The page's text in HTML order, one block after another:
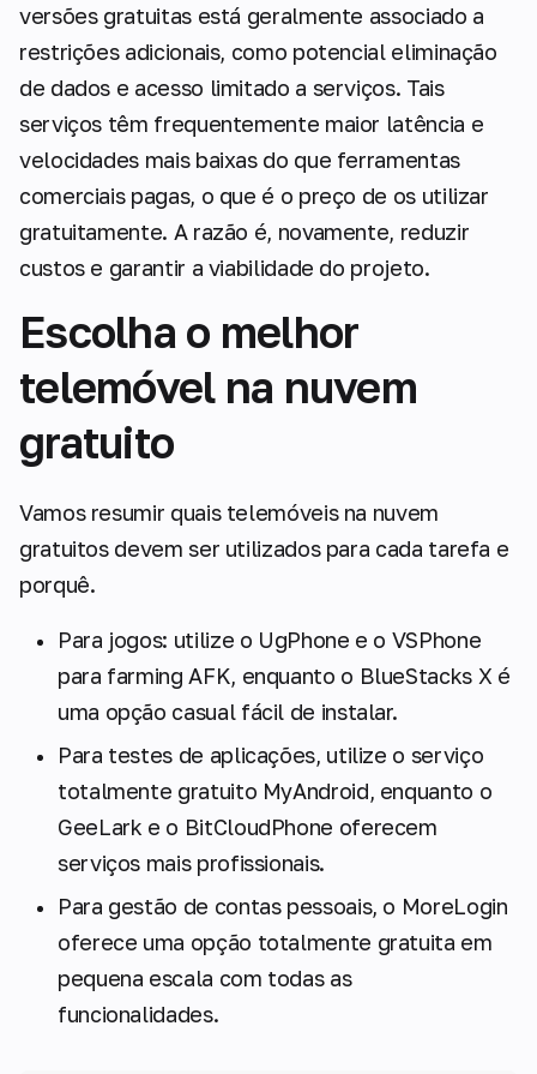
versões gratuitas está geralmente associado a
restrições adicionais, como potencial eliminação
de dados e acesso limitado a serviços. Tais
serviços têm frequentemente maior latência e
velocidades mais baixas do que ferramentas
comerciais pagas, o que é o preço de os utilizar
gratuitamente. A razão é, novamente, reduzir
custos e garantir a viabilidade do projeto.
Escolha o melhor
telemóvel na nuvem
gratuito
Vamos resumir quais telemóveis na nuvem
gratuitos devem ser utilizados para cada tarefa e
porquê.
Para jogos: utilize o UgPhone e o VSPhone
para farming AFK, enquanto o BlueStacks X é
uma opção casual fácil de instalar.
Para testes de aplicações, utilize o serviço
totalmente gratuito MyAndroid, enquanto o
GeeLark e o BitCloudPhone oferecem
serviços mais profissionais.
Para gestão de contas pessoais, o MoreLogin
oferece uma opção totalmente gratuita em
pequena escala com todas as
funcionalidades.